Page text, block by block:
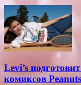
Levi’s
комиксов Peanuts